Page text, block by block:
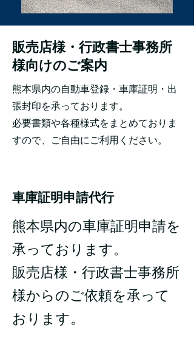
販売店様・行政書士事務所
様向けのご案内
熊本県内の自動車登録・車庫証明・出
張封印を承っております。
必要書類や各種様式をまとめておりま
すので、ご自由にご利用ください。
車庫証明申請代行
熊本県内の車庫証明申請を
承っております。
販売店様・行政書士事務所
様からのご依頼を承って
おります。